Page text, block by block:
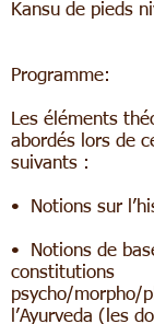
Kansu de pieds
Les éléments
abordés lors de
suivants :
• Notions sur
• Notions de
constitutions
psycho/morpho/
l’Ayurveda (les